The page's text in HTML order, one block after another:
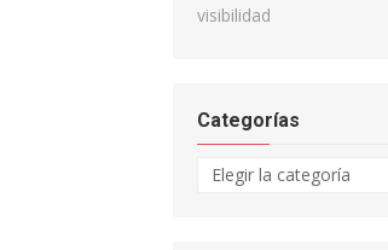
visibilidad
Categorías
Categorías